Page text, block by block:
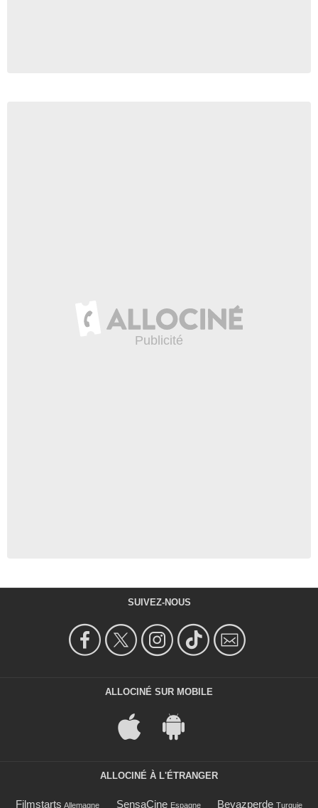
SUIVEZ-NOUS
ALLOCINÉ SUR MOBILE
ALLOCINÉ À L'ÉTRANGER
Filmstarts Allemagne SensaCine Espagne Beyazperde Turquie